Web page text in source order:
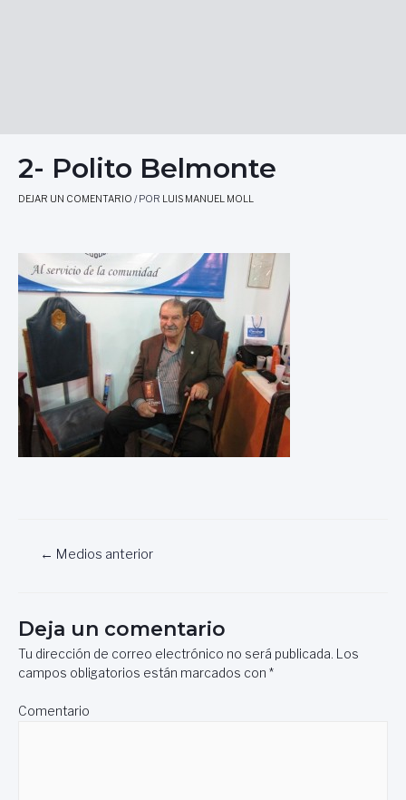
2- Polito Belmonte
DEJAR UN COMENTARIO / POR LUIS MANUEL MOLL
Navegación
← Medios anterior
Deja un comentario
Tu dirección de correo electrónico no será publicada. Los
campos obligatorios están marcados con *
Comentario